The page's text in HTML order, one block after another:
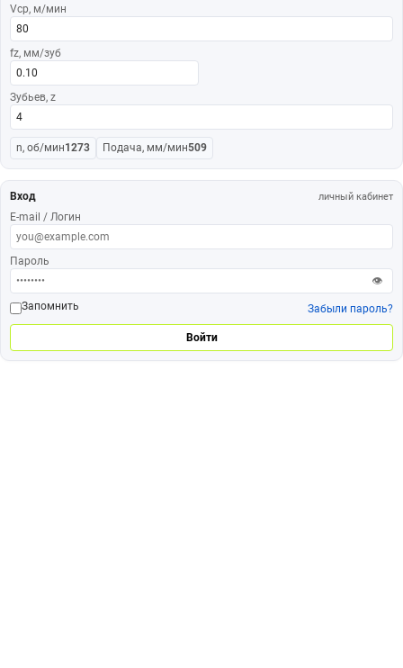
Vср, м/мин
fz, мм/зуб
Зубьев, z
n, об/мин1273 Подача, мм/мин509
Вход личный кабинет
E-mail / Логин
Пароль
👁
Запомнить
Забыли пароль?
Войти